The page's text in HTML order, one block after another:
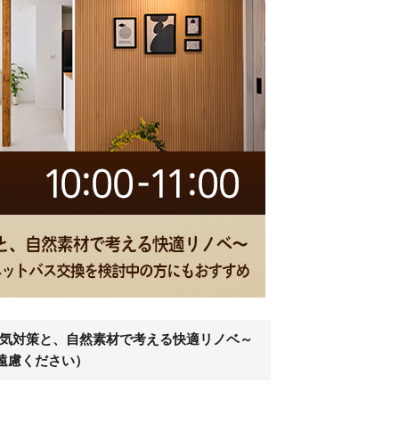
対策と、自然素材で考える快適リノベ～
ください）